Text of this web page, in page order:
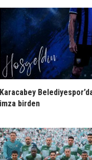
Karacabey
imza birden